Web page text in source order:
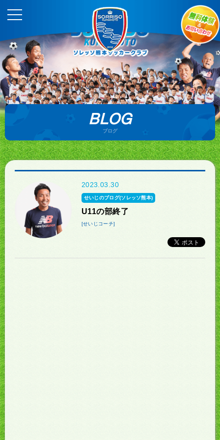
BLOG
ブログ
2023.03.30
せいじのブログ(ソレッソ熊本)
U11の部終了
[せいじコーチ]